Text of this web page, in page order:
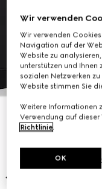
Wir verwenden
Wir verwenden
Navigation auf der
Website zu
unterstützen und Ihnen
sozialen Netzwerken
Website stimmen Sie
Weitere Informationen
Verwendung auf dieser
Richtlinie.
OK